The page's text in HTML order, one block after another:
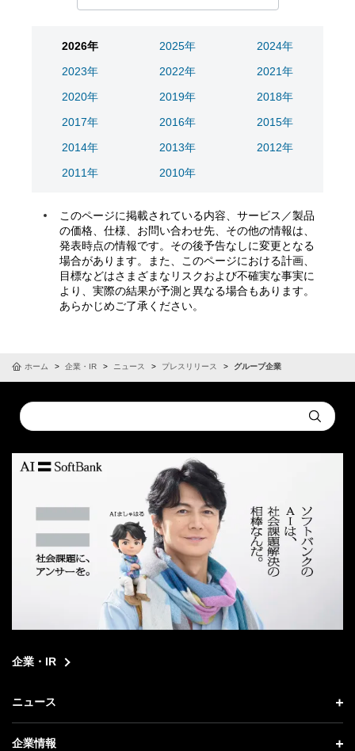
2026年 2025年
2024年
2023年
2022年
2021年
2020年
2019年
2018年
2017年
2016年
2015年
2014年
2013年
2012年
2011年
2010年
このページに掲載されている内容、サービス／製品
の価格、仕様、お問い合わせ先、その他の情報は、
発表時点の情報です。その後予告なしに変更となる
場合があります。また、このページにおける計画、
目標などはさまざまなリスクおよび不確実な事実に
より、実際の結果が予測と異なる場合もあります。
あらかじめご了承ください。
ホーム 企業・IR ニュース プレスリリース グループ企業
Conduct
a
Submit
企業・IR
ニュース
ニュース トップ
企業情報